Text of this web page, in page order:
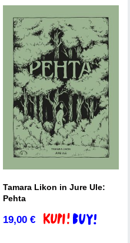
Tamara Likon in Jure Ule:
Pehta
19,00€ Dodaj v košarico